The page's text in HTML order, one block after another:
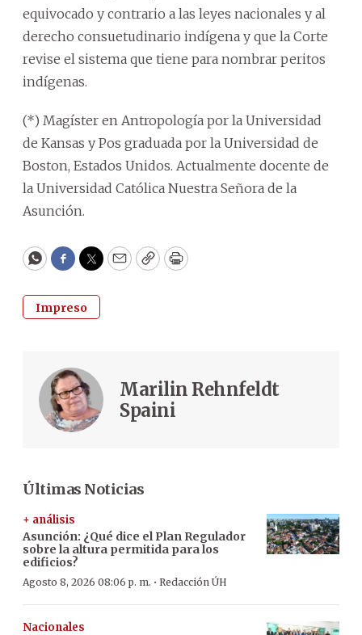
equivocado y contrario a las leyes nacionales y al
derecho consuetudinario indígena y que la Corte
revise el sistema que tiene para nombrar peritos
indígenas.
(*) Magíster en Antropología por la Universidad
de Kansas y Pos graduada por la Universidad de
Boston, Estados Unidos. Actualmente docente de
la Universidad Católica Nuestra Señora de la
Asunción.
WhatsApp
Facebook
Twitter
EmailCopyPrint
Impreso
Marilin Rehnfeldt
Spaini
Últimas Noticias
+ análisis
Asunción: ¿Qué dice el Plan Regulador
sobre la altura permitida para los
edificios?
Agosto 8, 2026 08:06 p. m. · Redacción ÚH
Nacionales